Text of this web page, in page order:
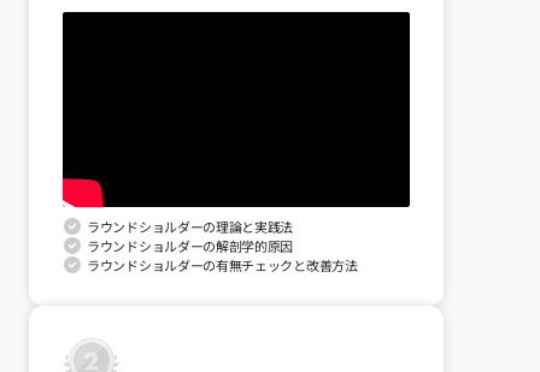
ラウンドショルダーの理論と実践法
ラウンドショルダーの解剖学的原因
ラウンドショルダーの有無チェックと改善方法